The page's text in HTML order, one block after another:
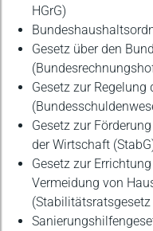
HGrG)
Gesetz über den
Gesetz zur
Gesetz zur
der Wirtschaft
Gesetz zur
Vermeidung von
(Stabilitätsratsgesetz